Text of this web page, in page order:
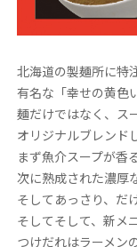
北海道の製麺所に特
有名な「幸せの黄色
麺だけではなく、ス
オリジナルブレンド
まず魚介スープが香
次に熟成された濃厚
そしてあっさり、だ
そしてそして、新メ
つけだれはラーメン